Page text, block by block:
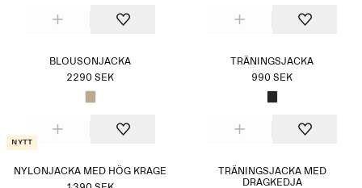
BLOUSONJACKA
2290 SEK
TRÄNINGSJACKA
990 SEK
Nytt
NYLONJACKA MED HÖG KRAGE
TRÄNINGSJACKA MED
DRAGKEDJA